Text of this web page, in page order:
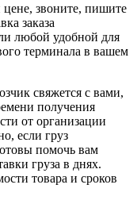
звоните, пишите
заказа
любой удобной для
терминала в вашем
свяжется с вами,
получения
от организации
если груз
помочь вам
груза в днях.
товара и сроков